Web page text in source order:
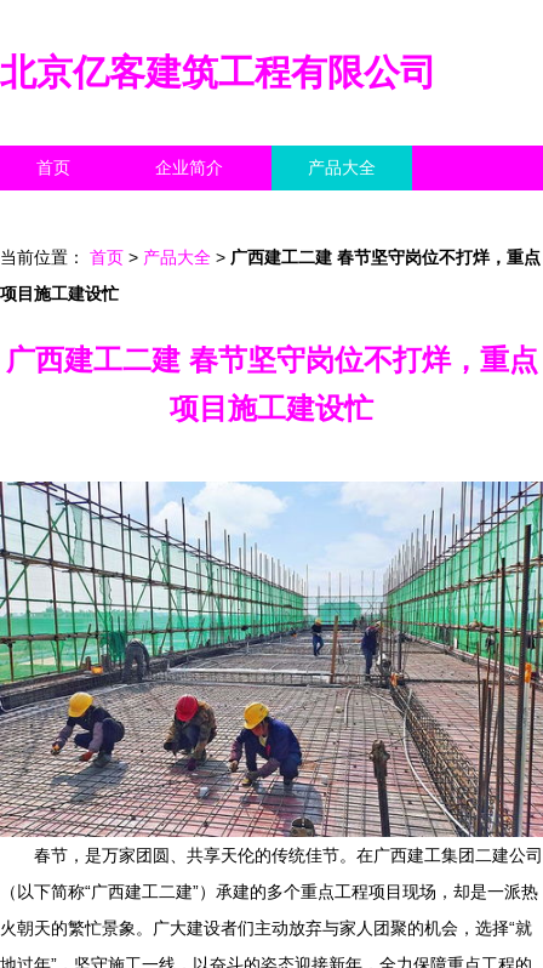
北京亿客建筑工程有限公司
首页 企业简介 产品大全
当前位置： 首页 > 产品大全 > 广西建工二建 春节坚守岗位不打烊，重点
项目施工建设忙
广西建工二建 春节坚守岗位不打烊，重点
项目施工建设忙
春节，是万家团圆、共享天伦的传统佳节。在广西建工集团二建公司
（以下简称“广西建工二建”）承建的多个重点工程项目现场，却是一派热
火朝天的繁忙景象。广大建设者们主动放弃与家人团聚的机会，选择“就